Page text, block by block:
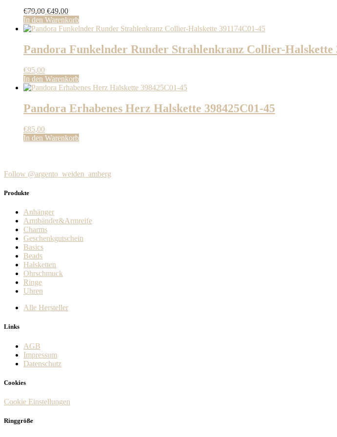
€79,00 Ursprünglicher
Preis
war:
€49,00Aktueller
Preis
ist:
In den Warenkorb
Pandora Funkelnder Runder Strahlenkranz Collier-Halskette
€95,00
In den Warenkorb
Pandora Erhabenes Herz Halskette 398425C01-45
€85,00
In den Warenkorb
Follow @argento_weiden_amberg
Produkte
Anhänger
Armbänder&Armreife
Charms
Geschenkgutschein
Basics
Beads
Halsketten
Ohrschmuck
Ringe
Uhren
Alle Hersteller
Links
AGB
Impressum
Datenschutz
Cookies
Cookie Einstellungen
Ringgröße